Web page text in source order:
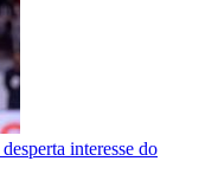
interesse do